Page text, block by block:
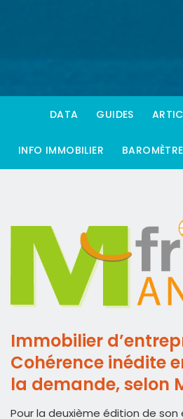
DATA GUIDES
INFO IMMOBILIER BAROMÈTRE
Immobilier
Cohérence inédite
la demande, selon
Pour la deuxième édition de